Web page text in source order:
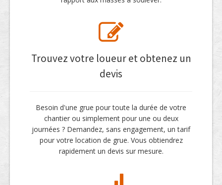
Trouvez votre loueur et obtenez un
devis
Besoin d'une grue pour toute la durée de votre
chantier ou simplement pour une ou deux
journées ? Demandez, sans engagement, un tarif
pour votre location de grue. Vous obtiendrez
rapidement un devis sur mesure.